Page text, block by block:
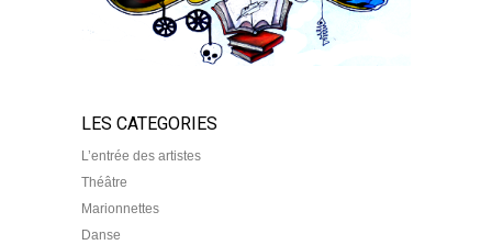
LES CATEGORIES
L’entrée des artistes
Théâtre
Marionnettes
Danse